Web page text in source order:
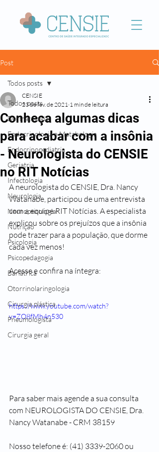
Post
Todos posts
Dermatologia
Endocrinologia e Metabologia
Endocrinopediatria
Geriatria
Infectologia
Neurologia
Neuropsicologia
Nutrição
Psicologia
Psicopedagogia
Bariátrica
Otorrinolaringologia
Cirurgia plástica
Pneumologista
Cirurgia geral
Todos posts
Conheça algumas dicas
para acabar com a insônia
- Neurologista do CENSIE
no RIT Notícias
CENSIE
23 de fev. de 2021 1 min de leitura
A neurologista do CENSIE, Dra. Nancy
Watanabe, participou de uma entrevista
com a equipe RIT Notícias. A especialista
explicou sobre os prejuízos que a insônia
pode trazer para a população, que dorme
cada vez menos!
Acesse e confira na íntegra:
https://www.youtube.com/watch?
v=ZO8fMh4n530
Para saber mais agende a sua consulta
com NEUROLOGISTA DO CENSIE, Dra.
Nancy Watanabe - CRM 38159
Nosso telefone é: (41) 3339-2060 ou